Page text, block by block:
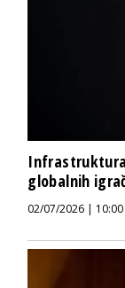
globalnih
02/07/2026 | 10:00